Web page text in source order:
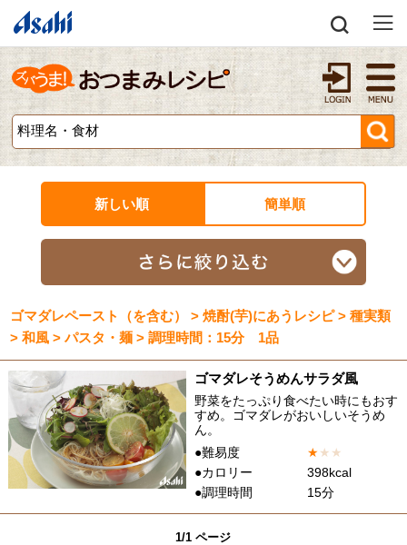
新しい順 簡単順
ゴマダレペースト（を含む） > 焼酎(芋)にあうレシピ > 種実類
> 和風 > パスタ・麺 > 調理時間：15分 1品
ゴマダレそうめんサラダ風
野菜をたっぷり食べたい時にもおす
すめ。ゴマダレがおいしいそうめ
ん。
●難易度
★★ ★
●カロリー
398kcal
●調理時間
15分
1/1 ページ